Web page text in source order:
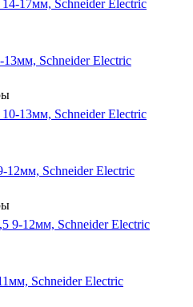
Schneider Electric
12мм, Schneider Electric
Schneider Electric